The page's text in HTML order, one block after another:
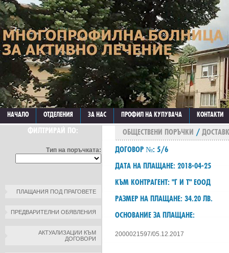
НАЧАЛО ОТДЕЛЕНИЯ ЗА НАС ПРОФИЛ НА КУПУВАЧА КОНТАКТИ
ФИЛТРИРАЙ ПО:
Тип на поръчката:
ПЛАЩАНИЯ ПОД ПРАГОВЕТЕ
ПРЕДВАРИТЕЛНИ ОБЯВЛЕНИЯ
АКТУАЛИЗАЦИИ КЪМ
ДОГОВОРИ
ОБЩЕСТВЕНИ ПОРЪЧКИ /
ДОГОВОР №: 5/6
ДАТА НА ПЛАЩАНЕ: 2018-04-25
КЪМ КОНТРАГЕНТ: "Г И Т" ЕООД
РАЗМЕР НА ПЛАЩАНЕ: 34.20 ЛВ.
ОСНОВАНИЕ ЗА ПЛАЩАНЕ:
2000021597/05.12.2017